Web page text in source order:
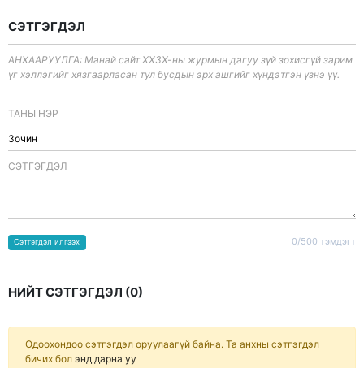
СЭТГЭГДЭЛ
АНХААРУУЛГА: Манай сайт ХХЗХ-ны журмын дагуу зүй зохисгүй зарим
үг хэллэгийг хязгаарласан тул бусдын эрх ашгийг хүндэтгэн үзнэ үү.
ТАНЫ НЭР
CЭТГЭГДЭЛ
0/500 тэмдэгт
Сэтгэгдэл илгээх
НИЙТ СЭТГЭГДЭЛ (0)
Одоохондоо сэтгэгдэл оруулаагүй байна. Та анхны сэтгэгдэл
бичих бол энд дарна уу